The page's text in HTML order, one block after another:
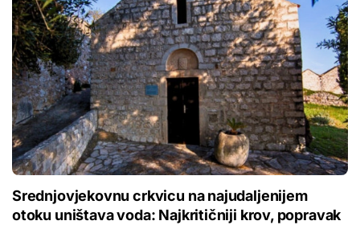
Srednjovjekovnu crkvicu na najudaljenijem
otoku uništava voda: Najkritičniji krov, popravak